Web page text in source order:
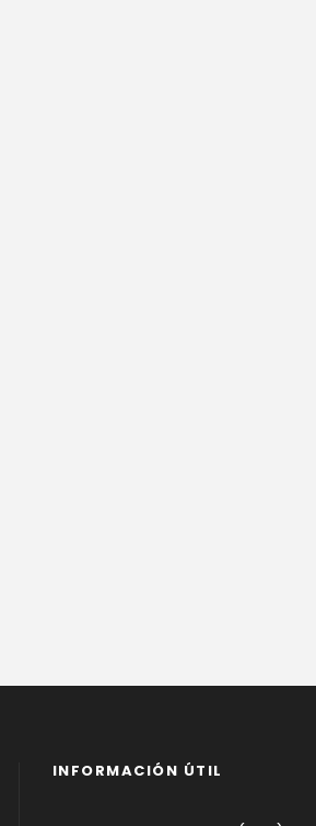
INFORMACIÓN ÚTIL